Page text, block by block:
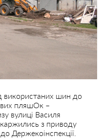
використаних шин до
пляшОк –
вулиці Василя
з приводу
Держекоінспекції.